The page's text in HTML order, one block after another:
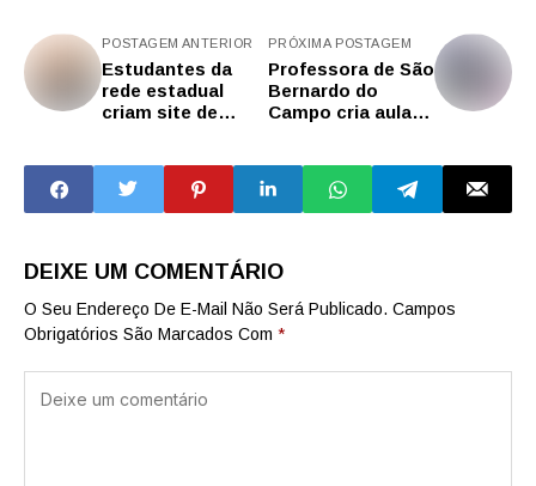
POSTAGEM ANTERIOR
Estudantes da
rede estadual
criam site de
mulher que simula
portal de delivery
de comida
PRÓXIMA POSTAGEM
Professora de São
Bernardo do
Campo cria aula
violência
financeira
DEIXE UM COMENTÁRIO
O Seu Endereço De E-Mail Não Será Publicado. Campos
Obrigatórios São Marcados Com *